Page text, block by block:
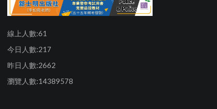
線上人數:61
今日人數:217
昨日人數:2662
瀏覽人數:14389578